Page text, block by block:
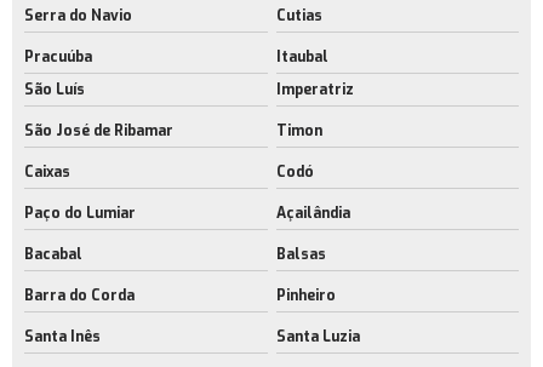
Serra do Navio Cutias
Pracuúba
Itaubal
São Luís
Imperatriz
São José de Ribamar Timon
Caixas Codó
Paço do Lumiar Açailândia
Bacabal Balsas
Barra do Corda Pinheiro
Santa Inês Santa Luzia